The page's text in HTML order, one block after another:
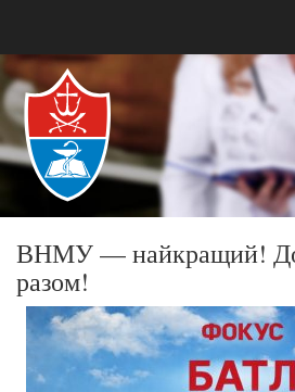
ВНМУ — найкращий!
разом!